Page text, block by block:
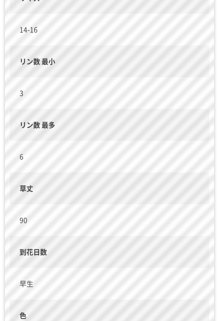
14-16
リン数 最小
3
リン数 最多
6
草丈
90
到花日数
早生
色